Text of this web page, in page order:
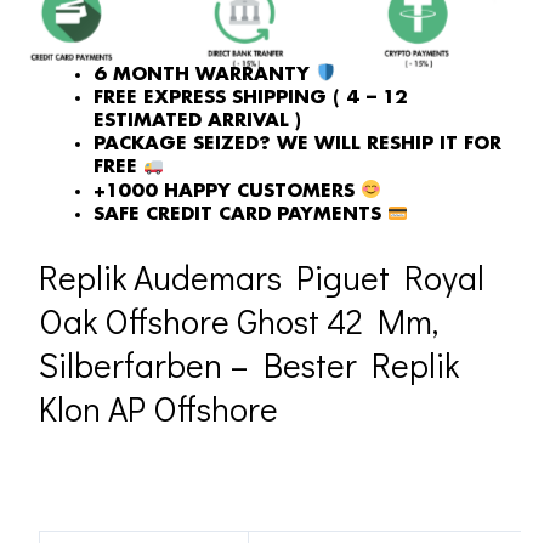
6 MONTH WARRANTY
FREE EXPRESS SHIPPING ( 4 – 12
ESTIMATED ARRIVAL )
PACKAGE SEIZED? WE WILL RESHIP IT FOR
FREE
+1000 HAPPY CUSTOMERS
SAFE CREDIT CARD PAYMENTS
Replik Audemars Piguet Royal
Oak Offshore Ghost 42 Mm,
Silberfarben – Bester Replik
Klon AP Offshore